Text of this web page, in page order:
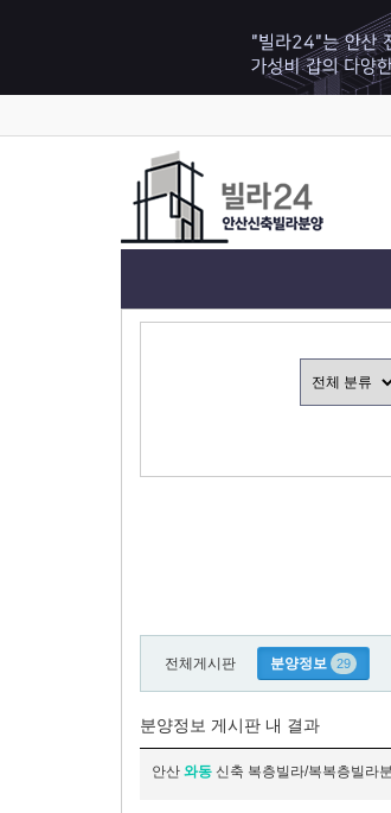
전체게시판 분양정보 29
분양정보 게시판 내 결과
안산 와동 신축 복층빌라/복복층빌라